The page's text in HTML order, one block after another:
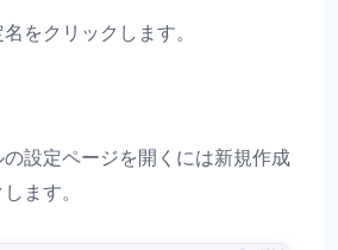
をクリックします。
設定ページを開くには新規作成
ます。